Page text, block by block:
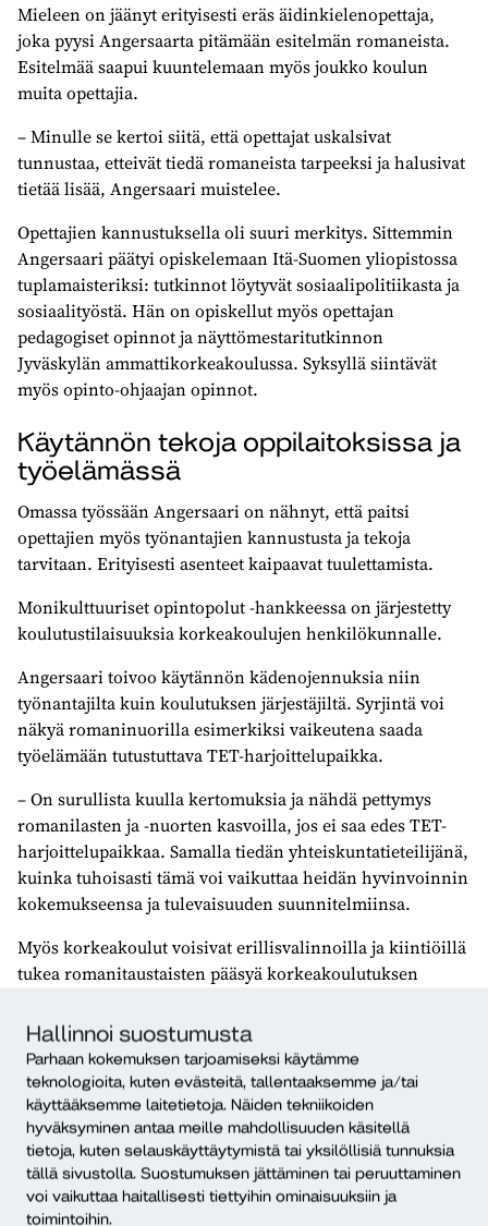
Hallinnoi suostumusta
Parhaan kokemuksen tarjoamiseksi käytämme
teknologioita, kuten evästeitä, tallentaaksemme ja/tai
käyttääksemme laitetietoja. Näiden tekniikoiden
hyväksyminen antaa meille mahdollisuuden käsitellä
tietoja, kuten selauskäyttäytymistä tai yksilöllisiä tunnuksia
tällä sivustolla. Suostumuksen jättäminen tai peruuttaminen
voi vaikuttaa haitallisesti tiettyihin ominaisuuksiin ja
toimintoihin.
Mieleen on jäänyt erityisesti eräs äidinkielenopettaja,
joka pyysi Angersaarta pitämään esitelmän romaneista.
Esitelmää saapui kuuntelemaan myös joukko koulun
muita opettajia.
– Minulle se kertoi siitä, että opettajat uskalsivat
tunnustaa, etteivät tiedä romaneista tarpeeksi ja halusivat
tietää lisää, Angersaari muistelee.
Opettajien kannustuksella oli suuri merkitys. Sittemmin
Angersaari päätyi opiskelemaan Itä-Suomen yliopistossa
tuplamaisteriksi: tutkinnot löytyvät sosiaalipolitiikasta ja
sosiaalityöstä. Hän on opiskellut myös opettajan
pedagogiset opinnot ja näyttömestaritutkinnon
Jyväskylän ammattikorkeakoulussa. Syksyllä siintävät
myös opinto-ohjaajan opinnot.
Käytännön tekoja oppilaitoksissa ja
työelämässä
Omassa työssään Angersaari on nähnyt, että paitsi
opettajien myös työnantajien kannustusta ja tekoja
tarvitaan. Erityisesti asenteet kaipaavat tuulettamista.
Monikulttuuriset opintopolut -hankkeessa on järjestetty
koulutustilaisuuksia korkeakoulujen henkilökunnalle.
Angersaari toivoo käytännön kädenojennuksia niin
työnantajilta kuin koulutuksen järjestäjiltä. Syrjintä voi
näkyä romaninuorilla esimerkiksi vaikeutena saada
työelämään tutustuttava TET-harjoittelupaikka.
– On surullista kuulla kertomuksia ja nähdä pettymys
romanilasten ja -nuorten kasvoilla, jos ei saa edes TET-
harjoittelupaikkaa. Samalla tiedän yhteiskuntatieteilijänä,
kuinka tuhoisasti tämä voi vaikuttaa heidän hyvinvoinnin
kokemukseensa ja tulevaisuuden suunnitelmiinsa.
Myös korkeakoulut voisivat erillisvalinnoilla ja kiintiöillä
tukea romanitaustaisten pääsyä korkeakoulutuksen
– Romanit eivät voi yksinään ratkaista haastetta, vaan
tarvitaan työnantajat ja muut yhteiskunnan toimijat
ratkaisemaan pulmia. Haastetta ei tule tarkastella
erillisenä asiana yhteiskunnasta, vaan yhteiskunnallisena
ihmisoikeus- ja yhdenvertaisuuskysymyksenä.